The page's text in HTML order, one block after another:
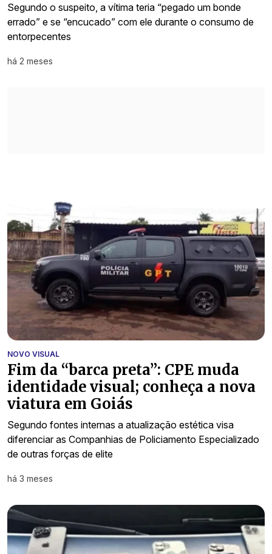
Segundo o suspeito, a vítima teria “pegado um bonde
errado” e se “encucado” com ele durante o consumo de
entorpecentes
há 2 meses
NOVO VISUAL
Fim da “barca preta”: CPE muda
identidade visual; conheça a nova
viatura em Goiás
Segundo fontes internas a atualização estética visa
diferenciar as Companhias de Policiamento Especializado
de outras forças de elite
há 3 meses